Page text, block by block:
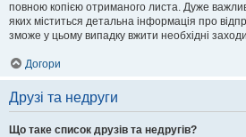
повною копією отриманого листа. Дуже
яких міститься детальна інформація про
зможе у цьому випадку вжити необхідні
Догори
Друзі та недруги
Що таке список друзів та недругів?